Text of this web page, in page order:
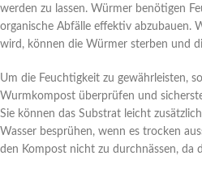
werden zu lassen. Würmer benötigen
organische Abfälle effektiv abzubauen.
wird, können die Würmer sterben und
Um die Feuchtigkeit zu gewährleisten,
Wurmkompost überprüfen und
Sie können das Substrat leicht
Wasser besprühen, wenn es trocken
den Kompost nicht zu durchnässen, da